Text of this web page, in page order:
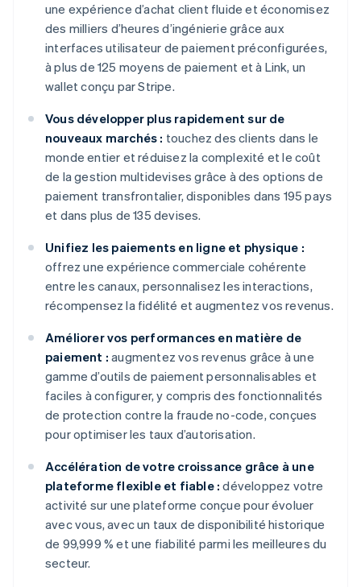
une expérience d’achat client fluide et économisez
des milliers d’heures d’ingénierie grâce aux
interfaces utilisateur de paiement préconfigurées,
à plus de 125 moyens de paiement et à Link, un
wallet conçu par Stripe.
Vous développer plus rapidement sur de
nouveaux marchés : touchez des clients dans le
monde entier et réduisez la complexité et le coût
de la gestion multidevises grâce à des options de
paiement transfrontalier, disponibles dans 195 pays
et dans plus de 135 devises.
Unifiez les paiements en ligne et physique :
offrez une expérience commerciale cohérente
entre les canaux, personnalisez les interactions,
récompensez la fidélité et augmentez vos revenus.
Améliorer vos performances en matière de
paiement : augmentez vos revenus grâce à une
gamme d’outils de paiement personnalisables et
faciles à configurer, y compris des fonctionnalités
de protection contre la fraude no-code, conçues
pour optimiser les taux d’autorisation.
Accélération de votre croissance grâce à une
plateforme flexible et fiable : développez votre
activité sur une plateforme conçue pour évoluer
avec vous, avec un taux de disponibilité historique
de 99,999 % et une fiabilité parmi les meilleures du
secteur.